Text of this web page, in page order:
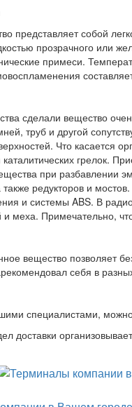
представляет собой
прозрачного или
примеси.
сделали вещество
труб и другой
Что касается
грелок.
при разбавлении
редукторов и
и системы ABS. В
меха. Примечательно,
вещество позволяет
себя в
специалистами,
доставки